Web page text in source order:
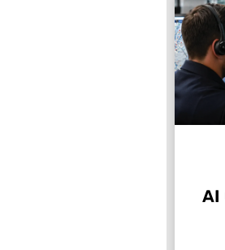
שירות אבטחה אישית מבוסס AI